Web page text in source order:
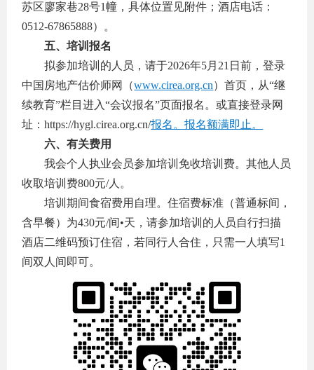
苏区廖家巷28号1幢，具体位置见附件；酒店电话：
0512-67865888）。
五、培训报名
拟参加培训的人员，请于2026年5月21日前，登录
中国房地产估价师网（www.cirea.org.cn）首页，从“继
续教育”栏目进入“会议报名”页面报名。或直接登录网
址：https://hygl.cirea.org.cn/报名。报名额满即止。
六、有关费用
我会个人执业会员参加培训免收培训费。其他人员
收取培训费800元/人。
培训期间食宿费用自理。住宿费标准（普通标间，
含早餐）为430元/间•天，请参加培训的人员自行扫描
酒店二维码预订住宿，若同行人合住，只需一人填写1
间双人间即可。